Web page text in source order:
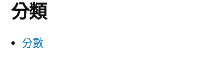
分類
分數